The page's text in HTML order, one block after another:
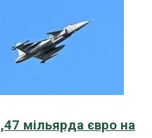
мільярда євро на